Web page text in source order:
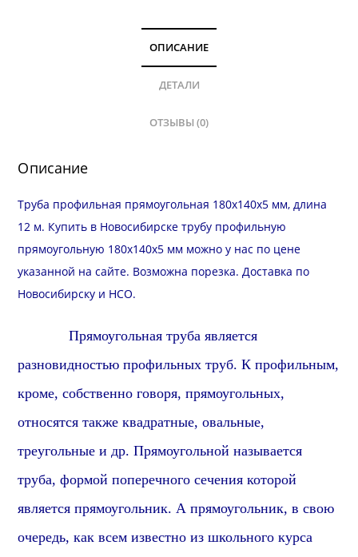
ОПИСАНИЕ
ДЕТАЛИ
ОТЗЫВЫ (0)
Описание
Труба профильная прямоугольная 180х140х5 мм, длина
12 м. Купить в Новосибирске трубу профильную
прямоугольную 180х140х5 мм можно у нас по цене
указанной на сайте. Возможна порезка.Доставка по
Новосибирску и НСО.
Прямоугольная труба является
разновидностью профильных труб. К профильным,
кроме, собственно говоря, прямоугольных,
относятся также квадратные, овальные,
треугольные и др. Прямоугольной называется
труба, формой поперечного сечения которой
является прямоугольник. А прямоугольник, в свою
очередь, как всем известно из школьного курса